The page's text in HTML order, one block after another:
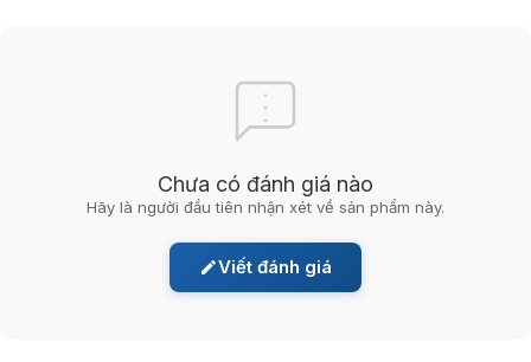
Kích thước: 221x22x43mm
Chưa có đánh giá nào
Hãy là người đầu tiên nhận xét về sản phẩm này.
Viết đánh giá